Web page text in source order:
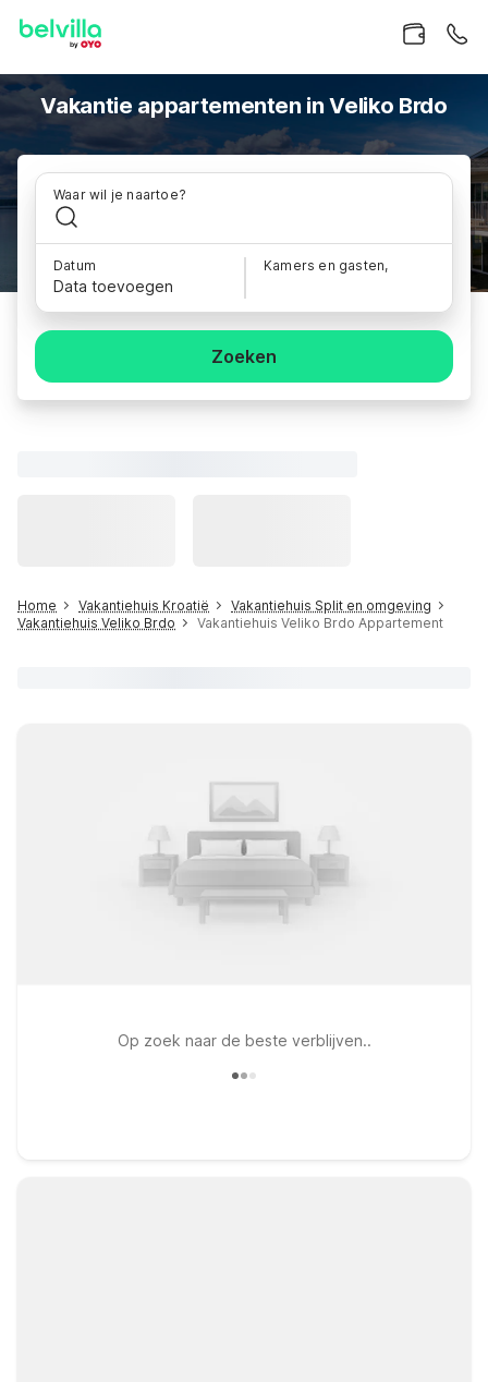
Vakantie appartementen in Veliko Brdo
Waar wil je naartoe?
Datum
Data toevoegen
Kamers en gasten,
Zoeken
Home Vakantiehuis Kroatië
Vakantiehuis Split en omgeving
Vakantiehuis Veliko Brdo
Vakantiehuis Veliko Brdo Appartement
Op zoek naar de beste verblijven..